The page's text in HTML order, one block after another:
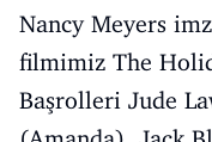
Nancy Meyers
filmimiz The
Başrolleri Jude